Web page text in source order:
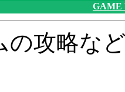
GAME
の攻略な